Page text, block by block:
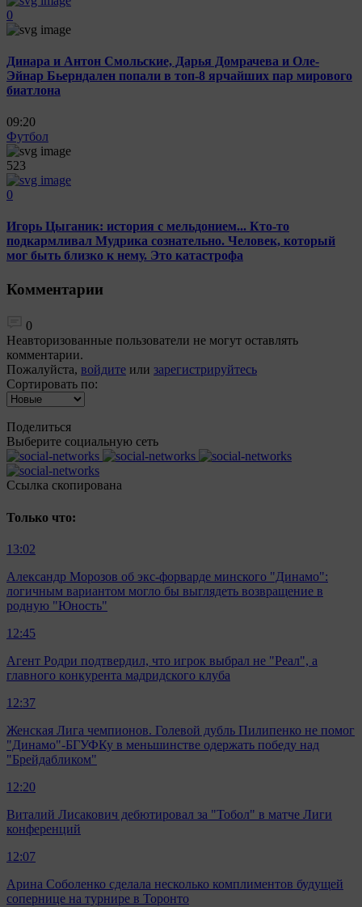
0
Динара и Антон Смольские, Дарья Домрачева и Оле-
Эйнар Бьерндален попали в топ-8 ярчайших пар мирового
биатлона
09:20
Футбол
523
0
Игорь Цыганик: история с мельдонием... Кто-то
подкармливал Мудрика сознательно. Человек, который
мог быть близко к нему. Это катастрофа
Комментарии
0
Неавторизованные пользователи не могут оставлять
комментарии.
Пожалуйста, войдите или зарегистрируйтесь
Сортировать по:
Поделиться
Выберите социальную сеть
Ccылка скопирована
Только что:
13:02
Александр Морозов об экс-форварде минского "Динамо":
логичным вариантом могло бы выглядеть возвращение в
родную "Юность"
12:45
Агент Родри подтвердил, что игрок выбрал не "Реал", а
главного конкурента мадридского клуба
12:37
Женская Лига чемпионов. Голевой дубль Пилипенко не помог
"Динамо"-БГУФКу в меньшинстве одержать победу над
"Брейдабликом"
12:20
Виталий Лисакович дебютировал за "Тобол" в матче Лиги
конференций
12:07
Арина Соболенко сделала несколько комплиментов будущей
сопернице на турнире в Торонто